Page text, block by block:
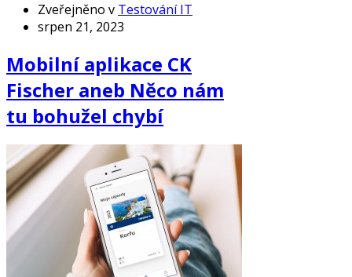
Zveřejněno v Testování IT
srpen 21, 2023
Mobilní aplikace CK
Fischer aneb Něco nám
tu bohužel chybí